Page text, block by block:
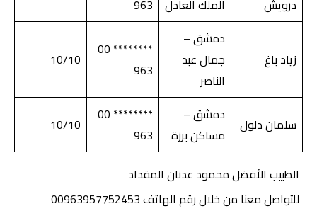
درويش
الملك العادل 963
زياد باغ
دمشق –
جمال عبد
الناصر
******** 00
963
10/10
سلمان دلول
دمشق –
مساكن برزة
******** 00
963
10/10
الطبيب الأفضل محمود عدنان المقداد
للتواصل معنا من خلال رقم الهاتف 00963957752453